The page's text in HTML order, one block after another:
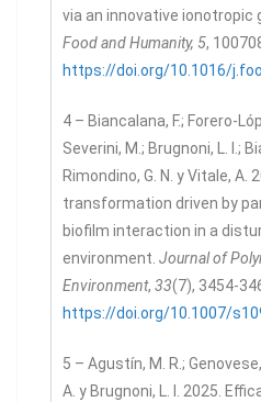
via an innovative ionotropic
Food and Humanity, 5,
https://doi.org/10.1016/
4 – Biancalana, F.; Forero-
Severini, M.; Brugnoni, L. I.;
Rimondino, G. N. y Vitale, A.
transformation driven by
biofilm interaction in a
environment. Journal of
Environment, 33(7), 3454-
https://doi.org/10.1007/
5 – Agustín, M. R.;
A. y Brugnoni, L. I. 2025.